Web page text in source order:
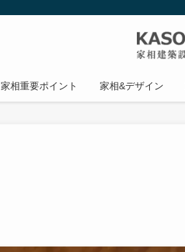
家相重要ポイント 家相&デザイン